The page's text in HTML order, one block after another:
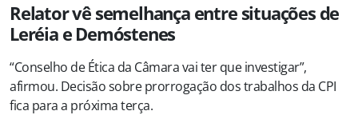
Relator vê semelhança entre situações de
Leréia e Demóstenes
“Conselho de Ética da Câmara vai ter que investigar”,
afirmou. Decisão sobre prorrogação dos trabalhos da CPI
fica para a próxima terça.